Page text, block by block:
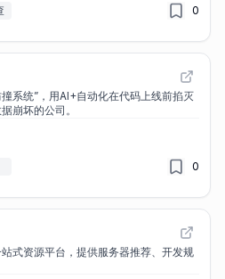
0
系统”，用AI+自动化在代码上线前掐灭
崩坏的公司。
0
式资源平台，提供服务器推荐、开发规